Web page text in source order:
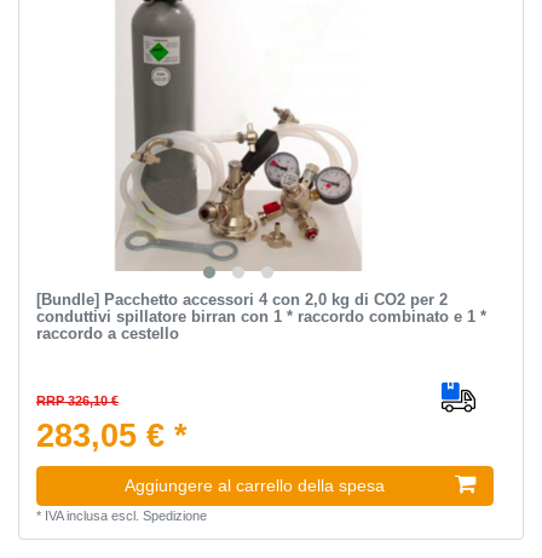
[Bundle] Pacchetto accessori 4 con 2,0 kg di CO2 per 2
conduttivi spillatore birran con 1 * raccordo combinato e 1 *
raccordo a cestello
RRP 326,10 €
283,05 € *
Aggiungere al carrello della spesa
* IVA inclusaescl. Spedizione